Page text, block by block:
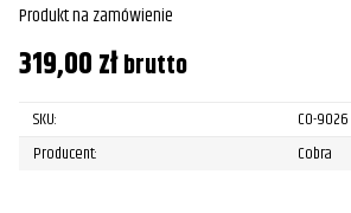
Produkt na zamówienie
319,00złbrutto
SKU:
CO-9026
Producent:
Cobra